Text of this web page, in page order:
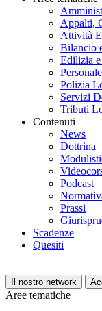
Appalti,
Attività
Bilancio
Edilizia
Polizia
Servizi
Tributi
Contenuti
News
Dottrina
Podcast
Prassi
Scadenze
Quesiti
Il nostro network
Aree tematiche